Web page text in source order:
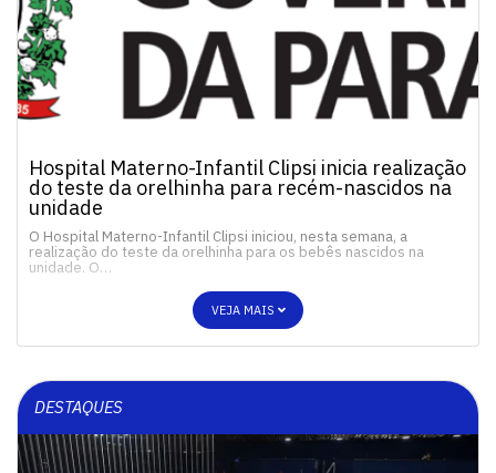
Hospital Materno-Infantil Clipsi inicia realização
do teste da orelhinha para recém-nascidos na
unidade
O Hospital Materno-Infantil Clipsi iniciou, nesta semana, a
realização do teste da orelhinha para os bebês nascidos na
unidade. O…
VEJA MAIS
DESTAQUES